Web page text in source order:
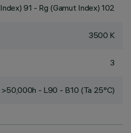
91 - Rg (Gamut Index) 102
3500 K
3
>50,000h - L90 - B10 (Ta 25°C)